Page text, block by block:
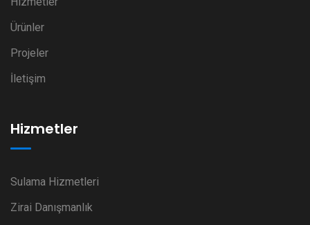
Ürünler
Projeler
İletişim
Hizmetler
Sulama Hizmetleri
Zirai Danışmanlık